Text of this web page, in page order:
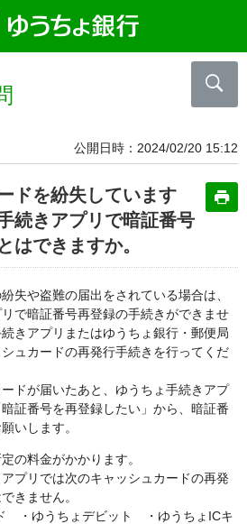
公開日時 2024/02/20 15:12
ドを紛失しています
続きアプリで暗証番号
はできますか。
失や盗難の届出をされている場合は、
で暗証番号再登録の手続きができませ
きアプリまたはゆうちょ銀行・郵便局
ュカードの再発行手続きを行ってくだ
ドが届いたあと、ゆうちょ手続きアプ
証番号を再登録したい」から、暗証番
いします。
料金がかかります。
プリでは次のキャッシュカードの再発
きません。
・ゆうちょデビット ・ゆうちょICキ